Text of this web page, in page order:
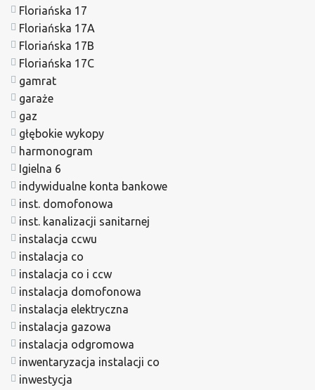
Floriańska 17
Floriańska 17A
Floriańska 17B
Floriańska 17C
gamrat
garaże
gaz
głębokie wykopy
harmonogram
Igielna 6
indywidualne konta bankowe
inst. domofonowa
inst. kanalizacji sanitarnej
instalacja ccwu
instalacja co
instalacja co i ccw
instalacja domofonowa
instalacja elektryczna
instalacja gazowa
instalacja odgromowa
inwentaryzacja instalacji co
inwestycja